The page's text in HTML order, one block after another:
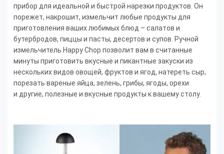
прибор для идеальной и быстрой нарезки продуктов. Он
порежет, накрошит, измельчит любые продукты для
приготовления ваших любимых блюд – салатов и
бутербродов, пиццы и пасты, десертов и супов. Ручной
измельчитель Happy Chop позволит вам в считанные
минуты приготовить вкусные и пикантные закуски из
нескольких видов овощей, фруктов и ягод, натереть сыр,
порезать вареные яйца, зелень, грибы, ягоды, орехи
и другие, полезные и вкусные продукты к вашему столу.